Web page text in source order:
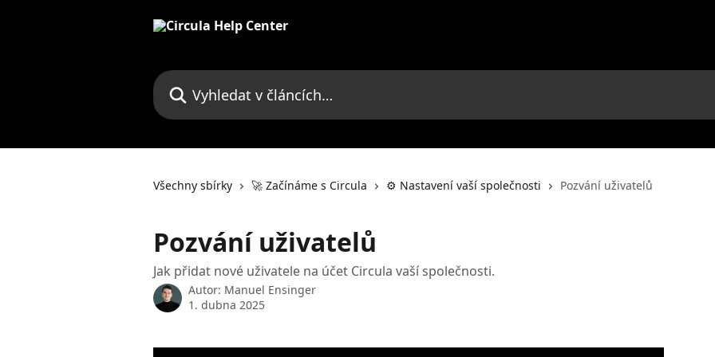
Vyhledat v článcích…
Všechny sbírky 🚀 Začínáme s Circula ⚙️ Nastavení vaší společnosti Pozvání uživatelů
Pozvání uživatelů
Jak přidat nové uživatele na účet Circula vaší společnosti.
Autor: Manuel Ensinger
1. dubna 2025